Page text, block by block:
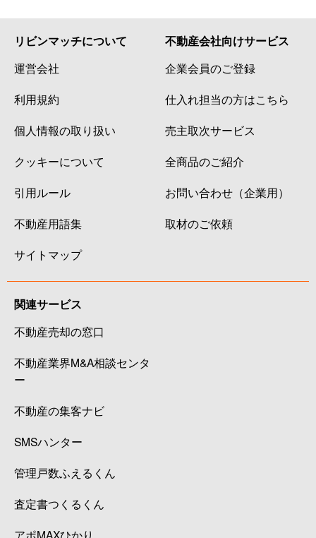
リビンマッチについて
運営会社
利用規約
個人情報の取り扱い
クッキーについて
引用ルール
不動産用語集
サイトマップ
不動産会社向けサービス
企業会員のご登録
仕入れ担当の方はこちら
売主取次サービス
全商品のご紹介
お問い合わせ（企業用）
取材のご依頼
関連サービス
不動産売却の窓口
不動産業界M&A相談センタ
ー
不動産の集客ナビ
SMSハンター
管理戸数ふえるくん
査定書つくるくん
アポMAXひかり